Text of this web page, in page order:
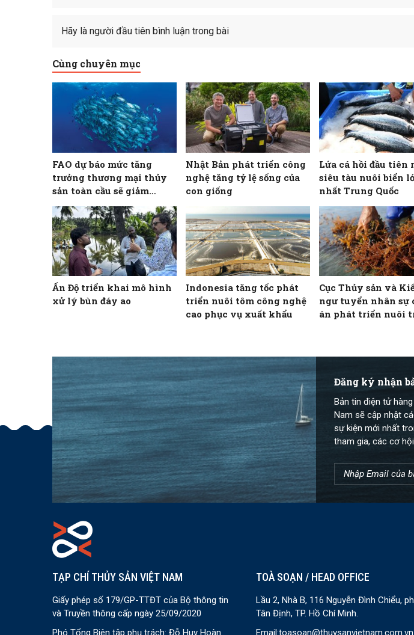
Hãy là người đầu tiên bình luận trong bài
Cùng chuyên mục
FAO dự báo mức tăng
trưởng thương mại thủy
sản toàn cầu sẽ giảm
trong thập kỷ tới
Nhật Bản phát triển công
nghệ tăng tỷ lệ sống của
con giống
Lứa cá hồi đầu tiên
siêu tàu nuôi biển
nhất Trung Quốc
Ấn Độ triển khai mô hình
xử lý bùn đáy ao
Indonesia tăng tốc phát
triển nuôi tôm công nghệ
cao phục vụ xuất khẩu
Cục Thủy sản và
ngư tuyển nhân sự
án phát triển nuôi
Đăng ký nhận
Bản tin điện tử
Nam sẽ cập nhật
sự kiện mới nhất
tham gia, các cơ
TẠP CHÍ THỦY SẢN VIỆT NAM
Giấy phép số 179/GP-TTĐT của Bộ thông tin
và Truyền thông cấp ngày 25/09/2020
Phó Tổng Biên tập phụ trách: Đỗ Huy Hoàn
TOÀ SOẠN / HEAD OFFICE
Lầu 2, Nhà B, 116 Nguyễn Đình Chiểu,
Tân Định, TP. Hồ Chí Minh.
Email:toasoan@thuysanvietnam.com.vn